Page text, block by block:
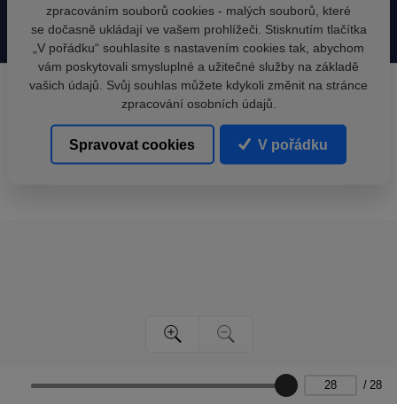
/ 28
zpracováním souborů cookies - malých souborů, které
se dočasně ukládají ve vašem prohlížeči. Stisknutím tlačítka
„V pořádku“ souhlasíte s nastavením cookies tak, abychom
vám poskytovali smysluplné a užitečné služby na základě
vašich údajů. Svůj souhlas můžete kdykoli změnit na stránce
zpracování osobních údajů.
Spravovat cookies V pořádku